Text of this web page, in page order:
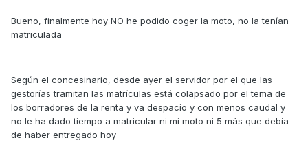
Bueno, finalmente hoy NO he podido coger la moto, no la tenían
matriculada
Según el concesinario, desde ayer el servidor por el que las
gestorías tramitan las matrículas está colapsado por el tema de
los borradores de la renta y va despacio y con menos caudal y
no le ha dado tiempo a matricular ni mi moto ni 5 más que debía
de haber entregado hoy